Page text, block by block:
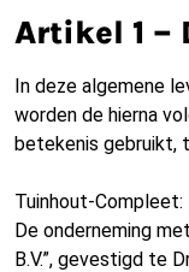
Artikel 1 –
In deze algemene
worden de hierna
betekenis gebruikt,
Tuinhout-Compleet:
De onderneming
B.V.”, gevestigd te